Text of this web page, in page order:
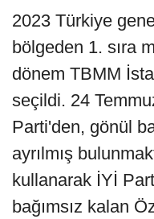
2023 Türkiye
bölgeden 1. sıra
dönem TBMM
seçildi. 24
Parti'den, gönül
ayrılmış
kullanarak İYİ
bağımsız kalan